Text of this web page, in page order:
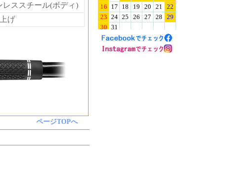
レススチール(ボディ)
げ
ページTOPへ